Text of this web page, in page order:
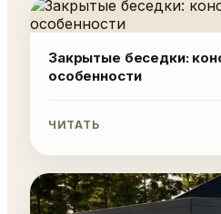
Закрытые беседки:
особенности
ЧИТАТЬ